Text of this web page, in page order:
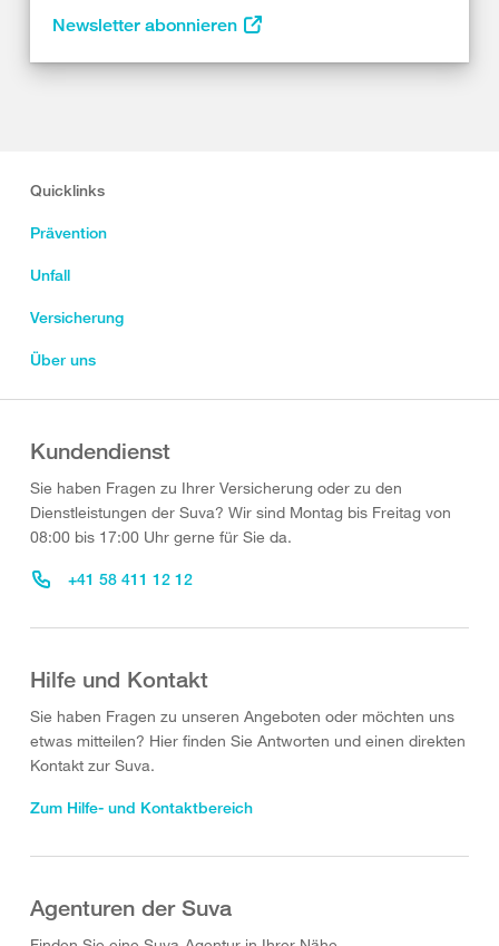
Newsletter abonnieren
Quicklinks
Prävention
Unfall
Versicherung
Über uns
Kundendienst
Sie haben Fragen zu Ihrer Versicherung oder zu den
Dienstleistungen der Suva? Wir sind Montag bis Freitag von
08:00 bis 17:00 Uhr gerne für Sie da.
+41 58 411 12 12
Hilfe und Kontakt
Sie haben Fragen zu unseren Angeboten oder möchten uns
etwas mitteilen? Hier finden Sie Antworten und einen direkten
Kontakt zur Suva.
Zum Hilfe- und Kontaktbereich
Agenturen der Suva